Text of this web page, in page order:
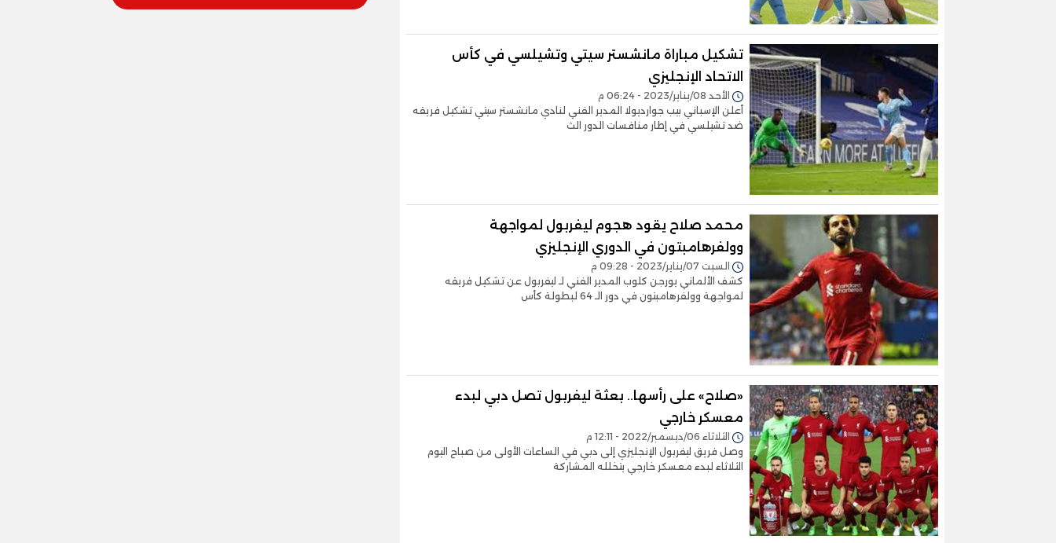
تشكيل مباراة مانشستر سيتي وتشيلسي في كأس
الاتحاد الإنجليزي
الأحد 08/يناير/2023 - 06:24 م
أعلن الإسباني بيب جوارديولا المدير الفني لنادي مانشستر سيتي تشكيل فريقه
ضد تشيلسي في إطار منافسات الدور الث
محمد صلاح يقود هجوم ليفربول لمواجهة
وولفرهامبتون في الدوري الإنجليزي
السبت 07/يناير/2023 - 09:28 م
كشف الألماني يورجن كلوب المدير الفني لـ ليفربول عن تشكيل فريقه
لمواجهة وولفرهامبتون في دور الـ 64 لبطولة كأس
«صلاح» على رأسها.. بعثة ليفربول تصل دبي لبدء
معسكر خارجي
الثلاثاء 06/ديسمبر/2022 - 12:11 م
وصل فريق ليفربول الإنجليزي إلى دبي في الساعات الأولى من صباح اليوم
الثلاثاء لبدء معسكر خارجي يتخلله المشاركة